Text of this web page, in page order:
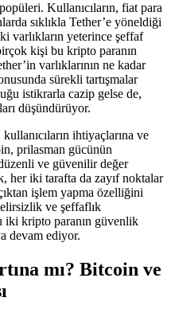
Kullanıcıların, fiat para
sıklıkla Tether’e yöneldiği
varlıkların yeterince şeffaf
kişi bu kripto paranın
varlıklarının ne kadar
sürekli tartışmalar
istikrarla cazip gelse de,
düşündürüyor.
ihtiyaçlarına ve
prilasman gücünün
ve güvenilir değer
her iki tarafta da zayıf noktalar
işlem yapma özelliğini
ve şeffaflık
iki kripto paranın güvenlik
devam ediyor.
mı? Bitcoin ve